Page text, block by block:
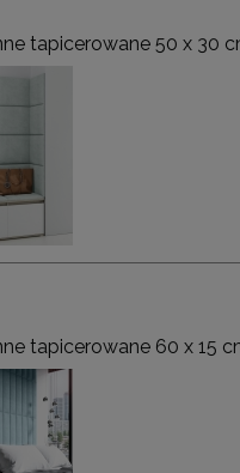
tapicerowane 50 x 30
tapicerowane 60 x 15